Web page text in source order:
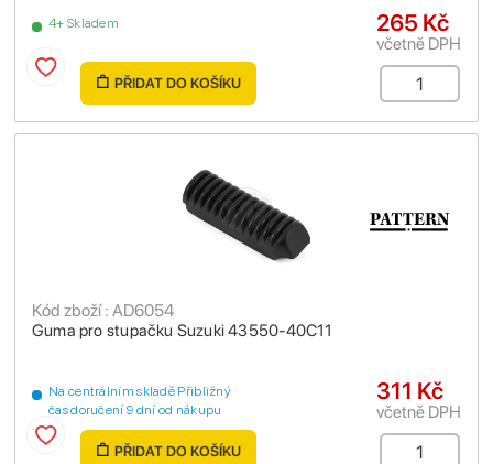
4+ Skladem 265 Kč
včetně DPH
PŘIDAT DO KOŠÍKU
Guma pro stupačku Suzuki 43550-40C11
Kód zboží : AD6054
Na centrálním skladě Přibližný
čas doručení 9 dní od nákupu
311 Kč
včetně DPH
PŘIDAT DO KOŠÍKU